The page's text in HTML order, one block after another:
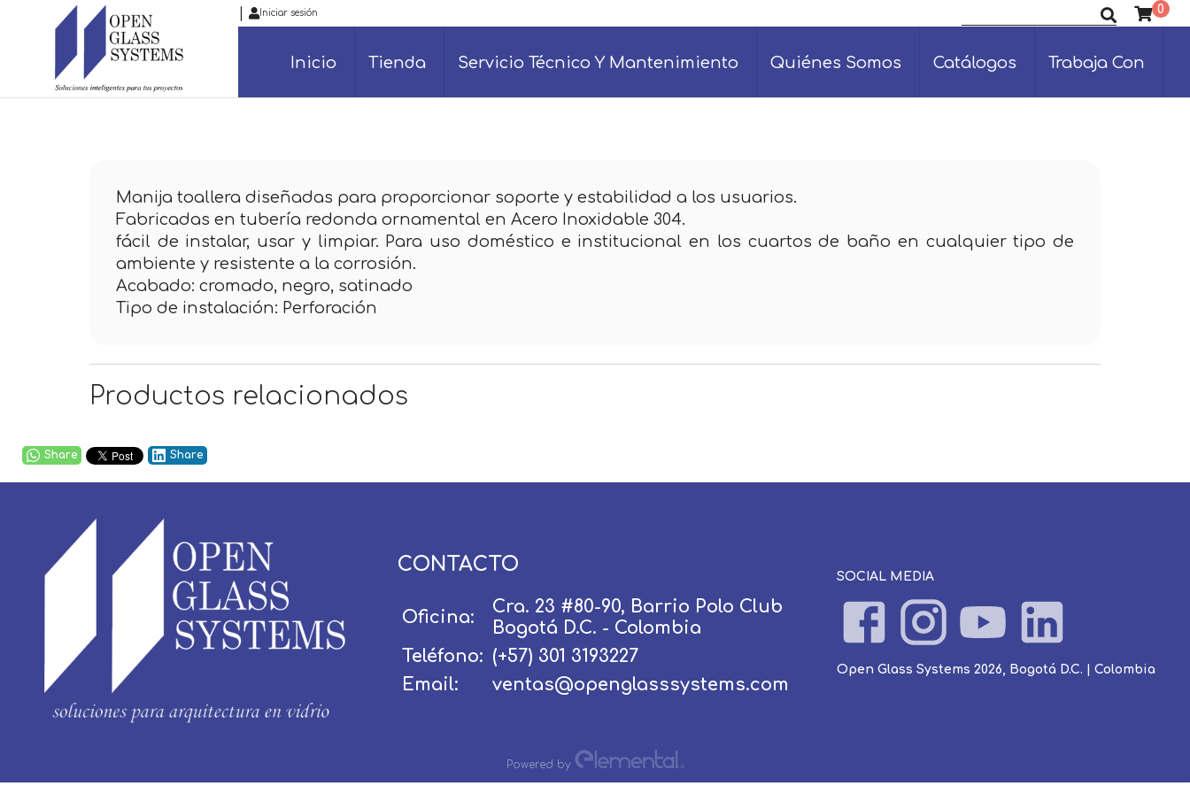
Iniciar sesión 0
Inicio Tienda Servicio Técnico Y Mantenimiento Quiénes Somos Catálogos Trabaja Con
Manija toallera diseñadas para proporcionar soporte y estabilidad a los usuarios.
Fabricadas en tubería redonda ornamental en Acero Inoxidable 304.
fácil de instalar, usar y limpiar. Para uso doméstico e institucional en los cuartos de baño en cualquier tipo de
ambiente y resistente a la corrosión.
Acabado: cromado, negro, satinado
Tipo de instalación: Perforación
Productos relacionados
Share Share
CONTACTO
Oficina:
Cra. 23 #80-90, Barrio Polo Club
Bogotá D.C. - Colombia
Teléfono: (+57) 301 3193227
Email:
ventas@openglasssystems.com
SOCIAL MEDIA
Open Glass Systems 2026, Bogotá D.C. | Colombia
Powered by
Usuario / Email:
Contraseña: